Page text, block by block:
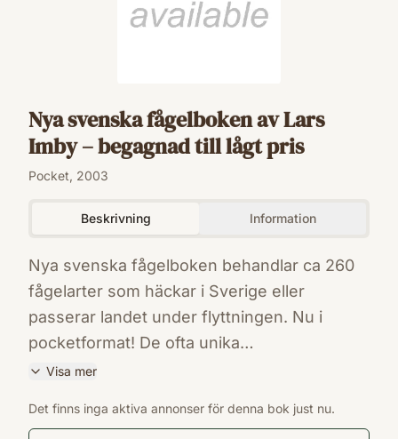
Nya svenska fågelboken av Lars
Imby – begagnad till lågt pris
Pocket, 2003
Beskrivning Information
Nya svenska fågelboken behandlar ca 260
fågelarter som häckar i Sverige eller
passerar landet under flyttningen. Nu i
pocketformat! De ofta unika
färgfotografierna i boken är till stor del tagna
att särskilja eller att fotografera i naturen
Visa mer
9789151841748
Det finns inga aktiva annonser för denna bok just nu.